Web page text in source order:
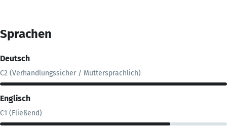
Sprachen
Deutsch
C2 (Verhandlungssicher / Muttersprachlich)
Englisch
C1 (Fließend)